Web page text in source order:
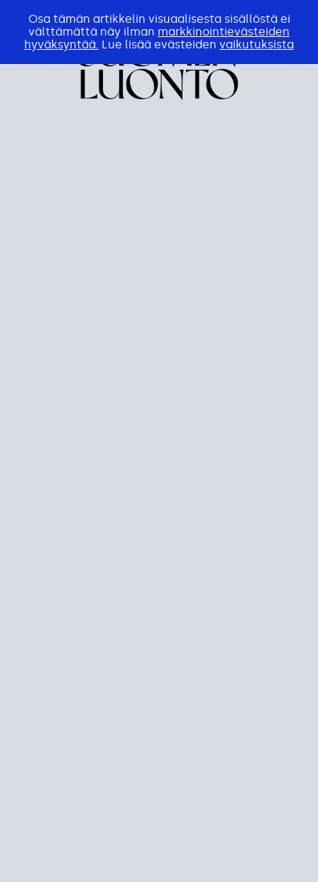
Osa tämän artikkelin visuaalisesta sisällöstä ei
välttämättä näy ilman markkinointievästeiden
hyväksyntää. Lue lisää evästeiden vaikutuksista